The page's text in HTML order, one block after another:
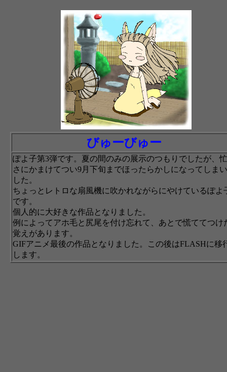
びゅーびゅー
ぽよ子第3弾です。夏の間のみの展示のつもりでしたが、
さにかまけてつい9月下旬までほったらかしになってしま
した。
ちょっとレトロな扇風機に吹かれながらにやけているぽよ
です。
個人的に大好きな作品となりました。
例によってアホ毛と尻尾を付け忘れて、あとで慌ててつけ
覚えがあります。
GIFアニメ最後の作品となりました。この後はFLASHに移
します。